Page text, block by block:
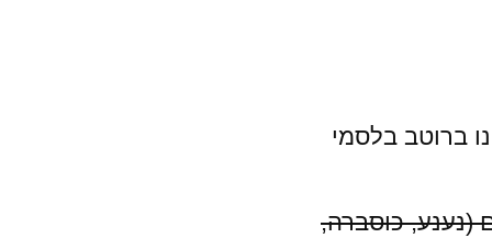
ברוטב בלסמי
(נענע, כוסברה,